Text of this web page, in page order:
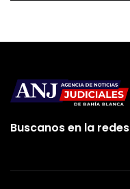
Buscanos en la redes